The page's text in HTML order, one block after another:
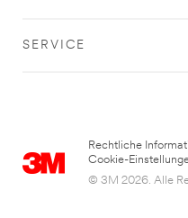
SERVICE
Rechtliche
Cookie-
© 3M 2026. Alle